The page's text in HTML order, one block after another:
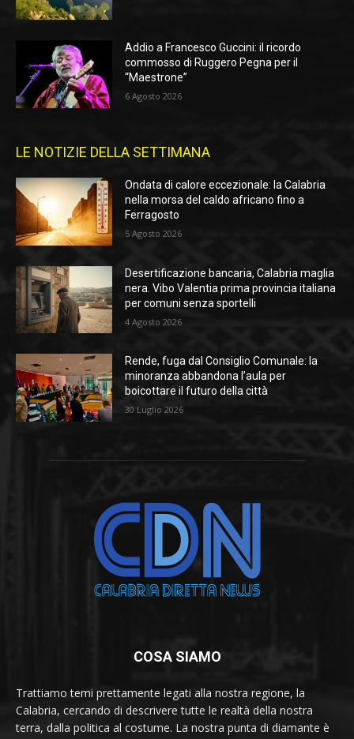
Addio a Francesco Guccini: il ricordo
commosso di Ruggero Pegna per il
“Maestrone”
6 Agosto 2026
LE NOTIZIE DELLA SETTIMANA
Ondata di calore eccezionale: la Calabria
nella morsa del caldo africano fino a
Ferragosto
5 Agosto 2026
Desertificazione bancaria, Calabria maglia
nera. Vibo Valentia prima provincia italiana
per comuni senza sportelli
4 Agosto 2026
Rende, fuga dal Consiglio Comunale: la
minoranza abbandona l’aula per
boicottare il futuro della città
30 Luglio 2026
COSA SIAMO
Trattiamo temi prettamente legati alla nostra regione, la
Calabria, cercando di descrivere tutte le realtà della nostra
terra, dalla politica al costume. La nostra punta di diamante è